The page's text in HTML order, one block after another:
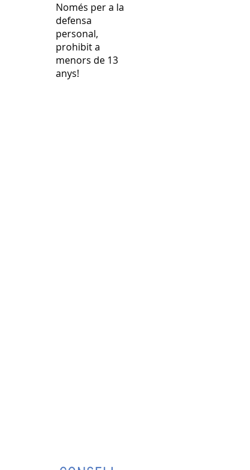
Només per a la
defensa
personal,
prohibit a
menors de 13
anys!